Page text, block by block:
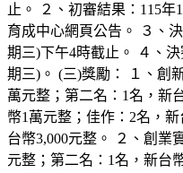
止。 ２、初審結果：115
育成中心網頁公告。 ３、
期三)下午4時截止。 ４、
期三)。 (三)獎勵： １、創
萬元整；第二名：1名，新
幣1萬元整；佳作：2名，
台幣3,000元整。 ２、創業
元整；第二名：1名，新台